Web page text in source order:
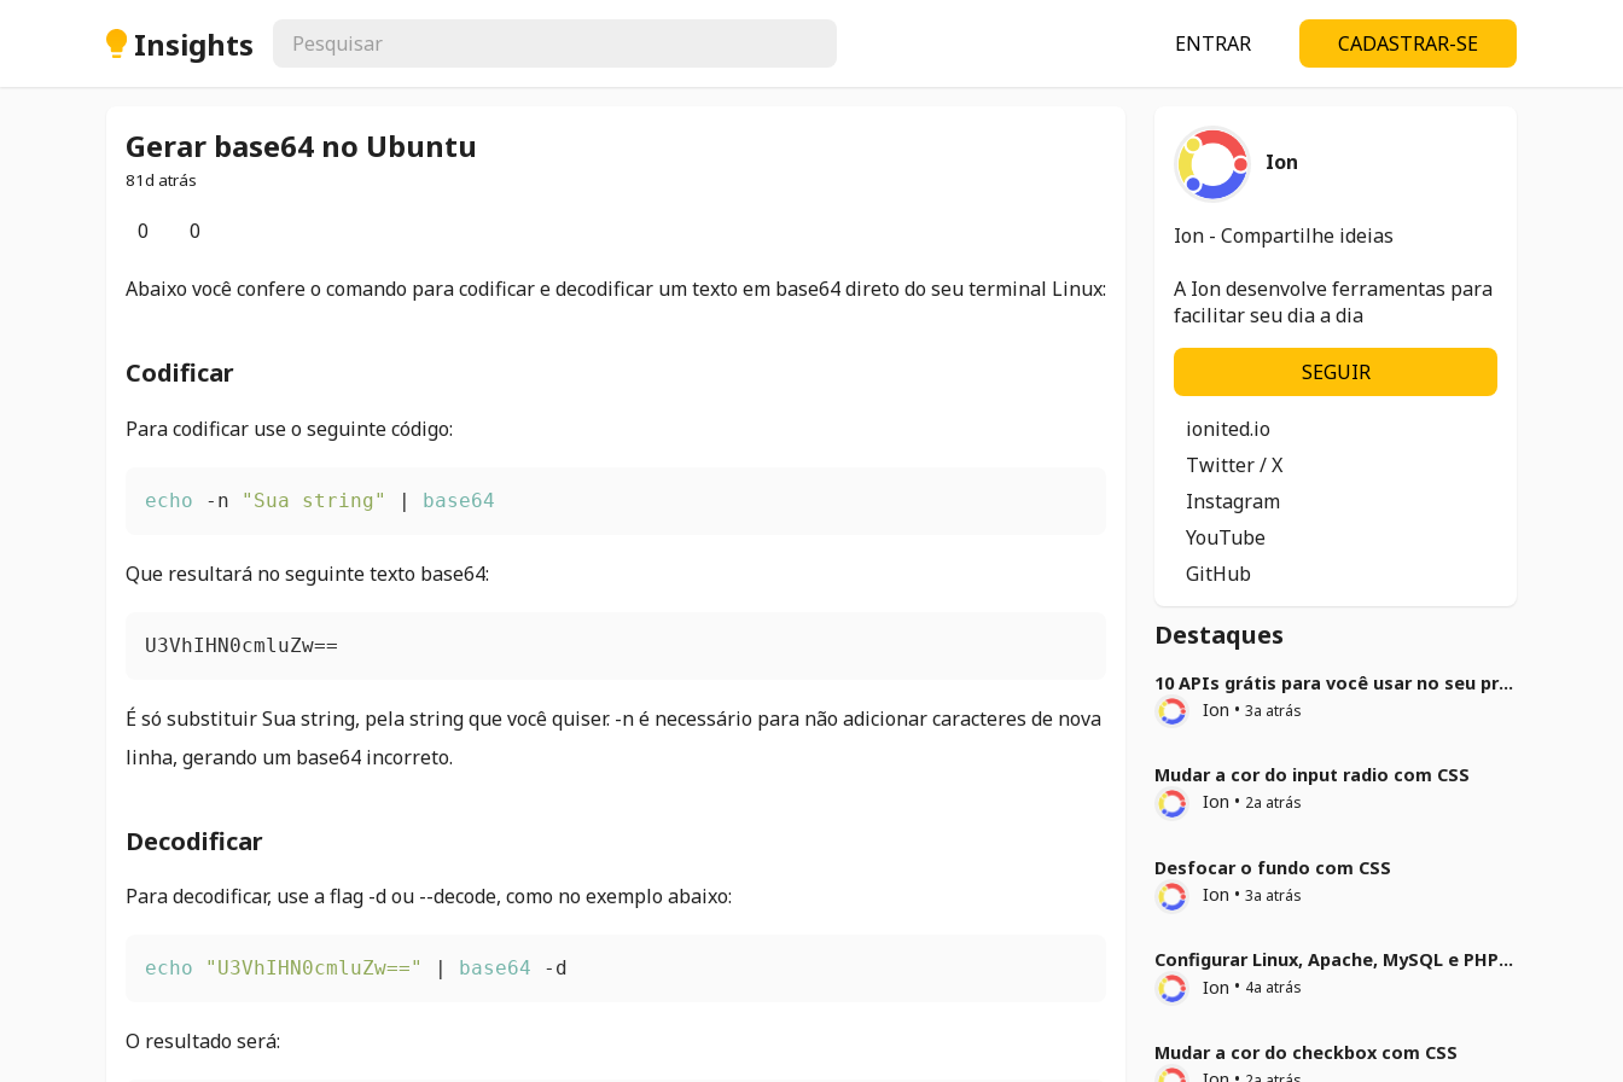
Insights ENTRAR CADASTRAR-SE
Gerar base64 no Ubuntu
81d atrás
0 0
Abaixo você confere o comando para codificar e decodificar um texto em base64 direto do seu terminal Linux:
Codificar
Para codificar use o seguinte código:
echo -n "Sua string" | base64
Que resultará no seguinte texto base64:
U3VhIHN0cmluZw==
É só substituir Sua string, pela string que você quiser. -n é necessário para não adicionar caracteres de nova
linha, gerando um base64 incorreto.
Decodificar
Para decodificar, use a flag -d ou --decode, como no exemplo abaixo:
echo "U3VhIHN0cmluZw==" base64 -d
O resultado será:
Ion
Ion - Compartilhe ideias
A Ion desenvolve ferramentas para
facilitar seu dia a dia
SEGUIR
ionited.io
Twitter / X
Instagram
YouTube
GitHub
Destaques
10 APIs grátis para você usar no seu projeto
Ion • 3a atrás
Mudar a cor do input radio com CSS
Ion • 2a atrás
Desfocar o fundo com CSS
Ion • 3a atrás
Configurar Linux, Apache, MySQL e PHP (LAMP) no Ubuntu 22.04
Ion • 4a atrás
Mudar a cor do checkbox com CSS